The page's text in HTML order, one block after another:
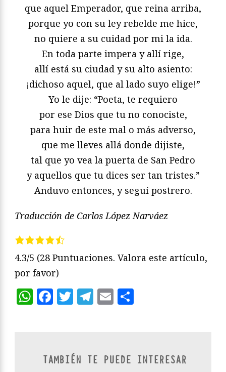
que aquel Emperador, que reina arriba,
porque yo con su ley rebelde me hice,
no quiere a su cuidad por mi la ida.
En toda parte impera y allí rige,
allí está su ciudad y su alto asiento:
¡dichoso aquel, que al lado suyo elige!”
Yo le dije: “Poeta, te requiero
por ese Dios que tu no conociste,
para huir de este mal o más adverso,
que me lleves allá donde dijiste,
tal que yo vea la puerta de San Pedro
y aquellos que tu dices ser tan tristes.”
Anduvo entonces, y seguí postrero.
Traducción de Carlos López Narváez
4.3/5 (28 Puntuaciones. Valora este artículo,
por favor)
WhatsApp
Facebook
Twitter
Telegram
Email
TAMBIÉN TE PUEDE INTERESAR